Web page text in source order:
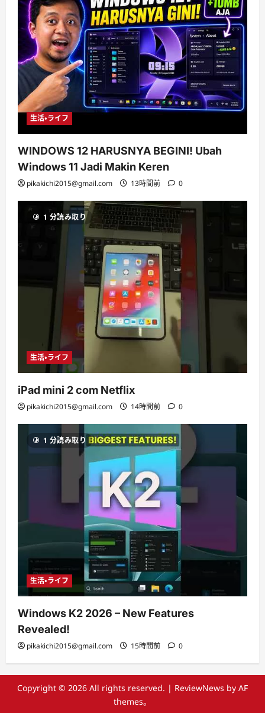
生活・ライフ
WINDOWS 12 HARUSNYA BEGINI! Ubah
Windows 11 Jadi Makin Keren
pikakichi2015@gmail.com 13時間前 0
1 分読み取り
生活・ライフ
iPad mini 2 com Netflix
pikakichi2015@gmail.com 14時間前 0
1 分読み取り
生活・ライフ
Windows K2 2026 – New Features
Revealed!
pikakichi2015@gmail.com 15時間前 0
Copyright © 2026 All rights reserved. | ReviewNews by AF
themes。